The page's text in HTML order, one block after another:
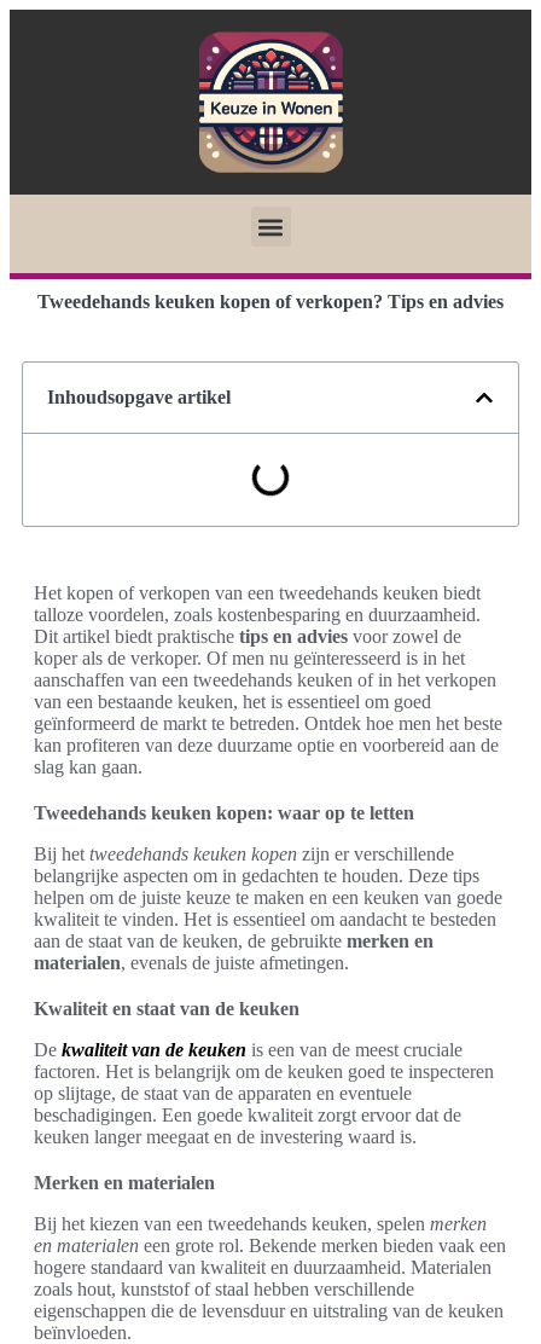
Tweedehands keuken kopen of verkopen? Tips en advies
Inhoudsopgave artikel
Het kopen of verkopen van een tweedehands keuken biedt
talloze voordelen, zoals kostenbesparing en duurzaamheid.
Dit artikel biedt praktische tips en advies voor zowel de
koper als de verkoper. Of men nu geïnteresseerd is in het
aanschaffen van een tweedehands keuken of in het verkopen
van een bestaande keuken, het is essentieel om goed
geïnformeerd de markt te betreden. Ontdek hoe men het beste
kan profiteren van deze duurzame optie en voorbereid aan de
slag kan gaan.
Tweedehands keuken kopen: waar op te letten
Bij het tweedehands keuken kopen zijn er verschillende
belangrijke aspecten om in gedachten te houden. Deze tips
helpen om de juiste keuze te maken en een keuken van goede
kwaliteit te vinden. Het is essentieel om aandacht te besteden
aan de staat van de keuken, de gebruikte merken en
materialen, evenals de juiste afmetingen.
Kwaliteit en staat van de keuken
De kwaliteit van de keuken is een van de meest cruciale
factoren. Het is belangrijk om de keuken goed te inspecteren
op slijtage, de staat van de apparaten en eventuele
beschadigingen. Een goede kwaliteit zorgt ervoor dat de
keuken langer meegaat en de investering waard is.
Merken en materialen
Bij het kiezen van een tweedehands keuken, spelen merken
en materialen een grote rol. Bekende merken bieden vaak een
hogere standaard van kwaliteit en duurzaamheid. Materialen
zoals hout, kunststof of staal hebben verschillende
eigenschappen die de levensduur en uitstraling van de keuken
beïnvloeden.